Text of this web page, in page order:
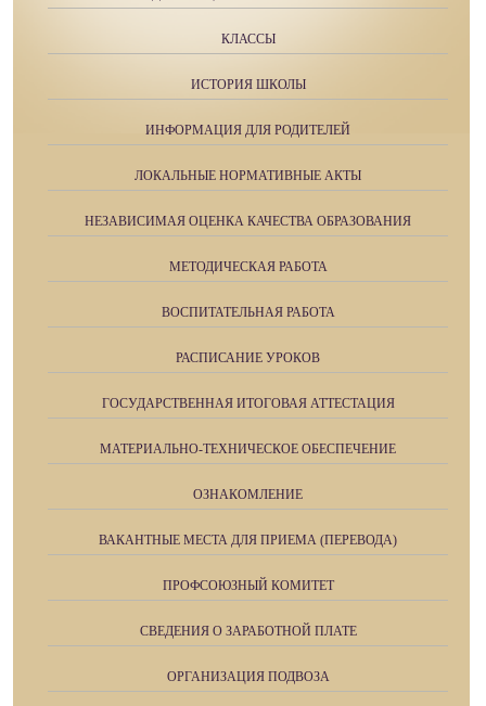
КЛАССЫ
ИСТОРИЯ ШКОЛЫ
ИНФОРМАЦИЯ ДЛЯ РОДИТЕЛЕЙ
ЛОКАЛЬНЫЕ НОРМАТИВНЫЕ АКТЫ
НЕЗАВИСИМАЯ ОЦЕНКА КАЧЕСТВА ОБРАЗОВАНИЯ
МЕТОДИЧЕСКАЯ РАБОТА
ВОСПИТАТЕЛЬНАЯ РАБОТА
РАСПИСАНИЕ УРОКОВ
ГОСУДАРСТВЕННАЯ ИТОГОВАЯ АТТЕСТАЦИЯ
МАТЕРИАЛЬНО-ТЕХНИЧЕСКОЕ ОБЕСПЕЧЕНИЕ
ОЗНАКОМЛЕНИЕ
ВАКАНТНЫЕ МЕСТА ДЛЯ ПРИЕМА (ПЕРЕВОДА)
ПРОФСОЮЗНЫЙ КОМИТЕТ
СВЕДЕНИЯ О ЗАРАБОТНОЙ ПЛАТЕ
ОРГАНИЗАЦИЯ ПОДВОЗА